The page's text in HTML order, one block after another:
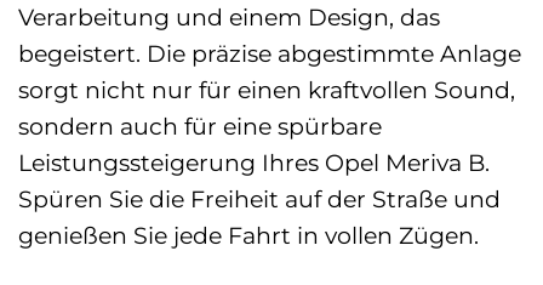
Verarbeitung und einem Design, das
begeistert. Die präzise abgestimmte Anlage
sorgt nicht nur für einen kraftvollen Sound,
sondern auch für eine spürbare
Leistungssteigerung Ihres Opel Meriva B.
Spüren Sie die Freiheit auf der Straße und
genießen Sie jede Fahrt in vollen Zügen.